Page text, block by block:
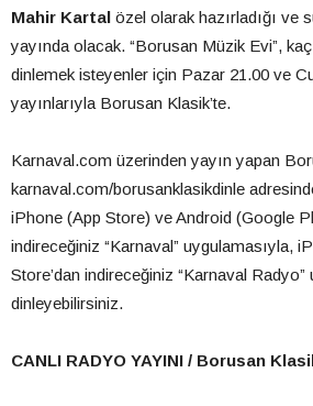
Mahir Kartal özel olarak hazırladığı ve
yayında olacak. “Borusan Müzik Evi”,
dinlemek isteyenler için Pazar 21.00 ve
yayınlarıyla Borusan Klasik’te.
Karnaval.com üzerinden yayın yapan
karnaval.com/borusanklasikdinle
iPhone (App Store) ve Android (Google
indireceğiniz “Karnaval” uygulamasıyla,
Store’dan indireceğiniz “Karnaval Radyo”
dinleyebilirsiniz.
CANLI RADYO YAYINI / Borusan